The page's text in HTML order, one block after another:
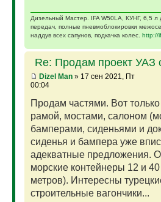
Дизельный Мастер. IFA W50LA, КУНГ, 6,5 л
передач, полные пневмоблокировки
наддув всех сапунов, подкачка колес. http://
Re: Продам проект
Dizel Man» 17 сен 2021, Пт
00:04
Продам частями. Вот только
рамой, мостами, салоном
бамперами, сиденьями и
сиденья и бампера уже
адекватные
морские контейнеры 12 и
метров). Интересны
строительные вагончики...